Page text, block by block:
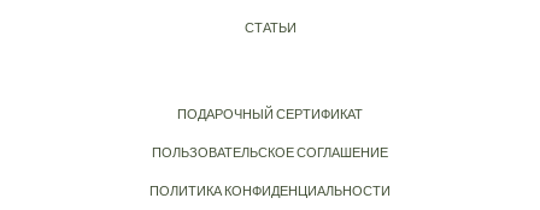
СТАТЬИ
ПОДАРОЧНЫЙ СЕРТИФИКАТ
ПОЛЬЗОВАТЕЛЬСКОЕ СОГЛАШЕНИЕ
ПОЛИТИКА КОНФИДЕНЦИАЛЬНОСТИ